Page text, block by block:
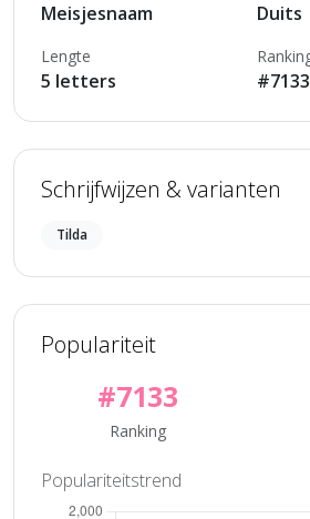
Meisjesnaam Duits
Lengte
5 letters #7133
Schrijfwijzen & varianten
Tilda
Populariteit
#7133
Ranking
Populariteitstrend